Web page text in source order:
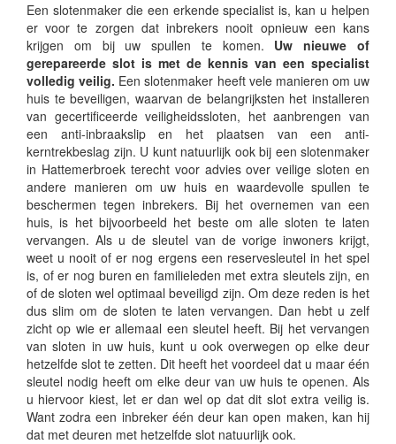
Een slotenmaker die een erkende specialist is, kan u helpen
er voor te zorgen dat inbrekers nooit opnieuw een kans
krijgen om bij uw spullen te komen. Uw nieuwe of
gerepareerde slot is met de kennis van een specialist
volledig veilig. Een slotenmaker heeft vele manieren om uw
huis te beveiligen, waarvan de belangrijksten het installeren
van gecertificeerde veiligheidssloten, het aanbrengen van
een anti-inbraakslip en het plaatsen van een anti-
kerntrekbeslag zijn. U kunt natuurlijk ook bij een slotenmaker
in Hattemerbroek terecht voor advies over veilige sloten en
andere manieren om uw huis en waardevolle spullen te
beschermen tegen inbrekers. Bij het overnemen van een
huis, is het bijvoorbeeld het beste om alle sloten te laten
vervangen. Als u de sleutel van de vorige inwoners krijgt,
weet u nooit of er nog ergens een reservesleutel in het spel
is, of er nog buren en familieleden met extra sleutels zijn, en
of de sloten wel optimaal beveiligd zijn. Om deze reden is het
dus slim om de sloten te laten vervangen. Dan hebt u zelf
zicht op wie er allemaal een sleutel heeft. Bij het vervangen
van sloten in uw huis, kunt u ook overwegen op elke deur
hetzelfde slot te zetten. Dit heeft het voordeel dat u maar één
sleutel nodig heeft om elke deur van uw huis te openen. Als
u hiervoor kiest, let er dan wel op dat dit slot extra veilig is.
Want zodra een inbreker één deur kan open maken, kan hij
dat met deuren met hetzelfde slot natuurlijk ook.